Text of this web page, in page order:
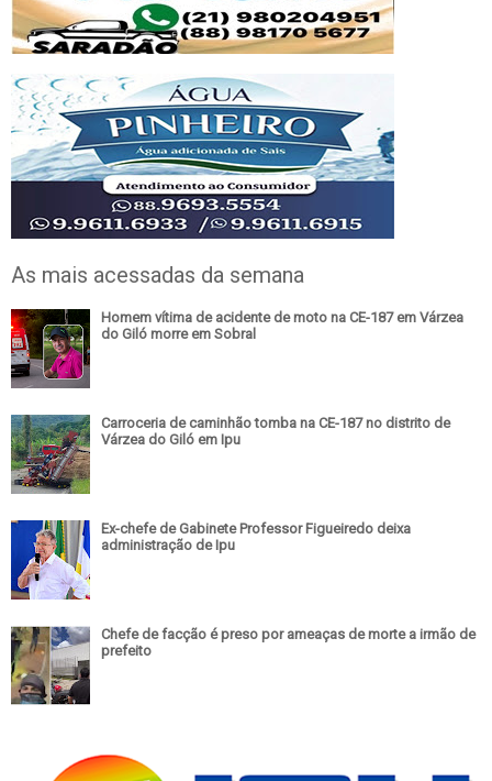
As mais acessadas da semana
Homem vítima de acidente de moto na CE-187 em Várzea
do Giló morre em Sobral
Carroceria de caminhão tomba na CE-187 no distrito de
Várzea do Giló em Ipu
Ex-chefe de Gabinete Professor Figueiredo deixa
administração de Ipu
Chefe de facção é preso por ameaças de morte a irmão de
prefeito